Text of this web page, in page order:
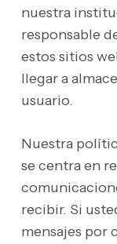
nuestra
responsable
estos sitios
llegar a
usuario.
Nuestra
se centra en
recibir. Si
mensajes por